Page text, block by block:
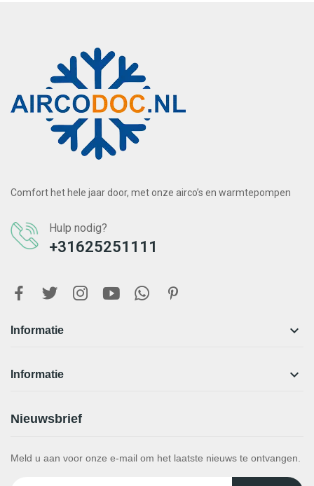
Comfort het hele jaar door, met onze airco’s en warmtepompen
Hulp nodig?
+31625251111
Informatie 
Informatie 
Nieuwsbrief
Meld u aan voor onze e-mail om het laatste nieuws te ontvangen.